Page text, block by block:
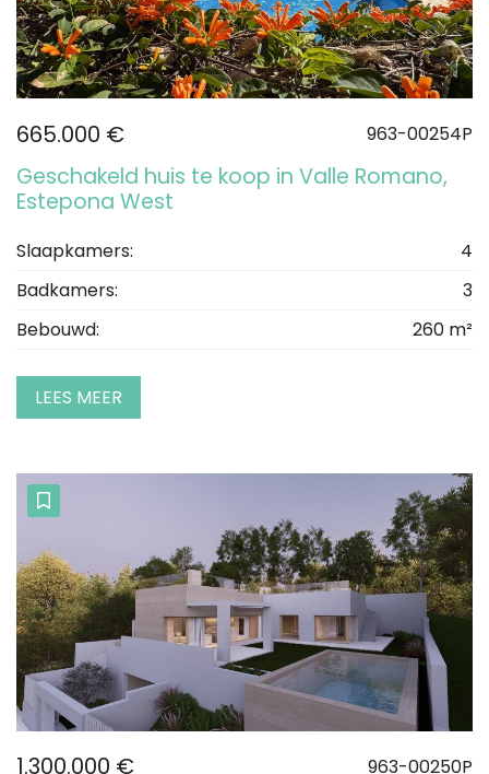
665.000 € 963-00254P
Geschakeld huis te koop in Valle Romano,
Estepona West
Slaapkamers:
4
Badkamers:
3
Bebouwd:
260 m²
LEES MEER
1.300.000 € 963-00250P